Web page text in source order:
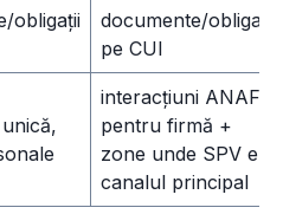
obligații
documente/obligații
pe CUI
interacțiuni ANAF
pentru firmă +
zone unde SPV e
canalul principal